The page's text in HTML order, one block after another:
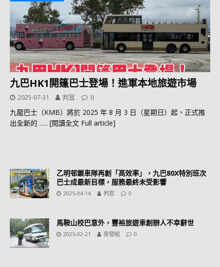
九巴HK1開篷巴士登場！進軍本地旅遊市場
2025-07-31 判官 0
九龍巴士（KMB）將於 2025 年 8 月 3 日（星期日）起，正式推
出全新的 ….. [閱讀全文 Full article]
乙明邨鎖車隊再創「高效率」，九巴80X特別班次
巴士成最新目標，服務最終未受影響
2025-04-14 判官 0
馬鞍山校巴意外，豐裕旅遊車創辦人不幸辭世
2025-02-21 突發組 0